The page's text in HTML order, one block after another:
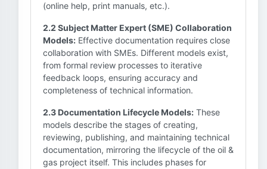
(online help, print manuals, etc.).
2.2 Subject Matter Expert (SME) Collaboration
Models: Effective documentation requires close
collaboration with SMEs. Different models exist,
from formal review processes to iterative
feedback loops, ensuring accuracy and
completeness of technical information.
2.3 Documentation Lifecycle Models: These
models describe the stages of creating,
reviewing, publishing, and maintaining technical
documentation, mirroring the lifecycle of the oil &
gas project itself. This includes phases for